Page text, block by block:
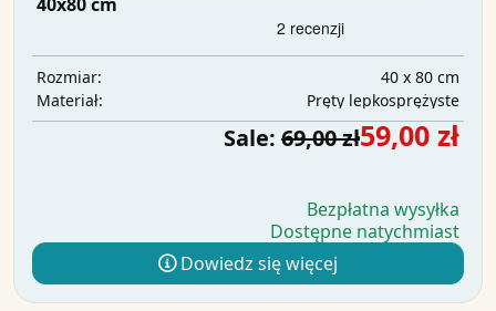
Rozmiar:
40 x 80 cm
Materiał:
Pręty lepkosprężyste
Sale: 69,00 zł59,00 zł
Bezpłatna wysyłka
Dostępne natychmiast
Dowiedz się więcej